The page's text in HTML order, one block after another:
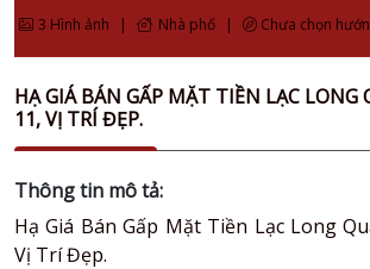
3 Hình ảnh | Nhà phố | Chưa chọn
HẠ GIÁ BÁN GẤP MẶT TIỀN LẠC LONG
11, VỊ TRÍ ĐẸP.
Thông tin mô tả:
Hạ Giá Bán Gấp Mặt Tiền Lạc Long
Vị Trí Đẹp.